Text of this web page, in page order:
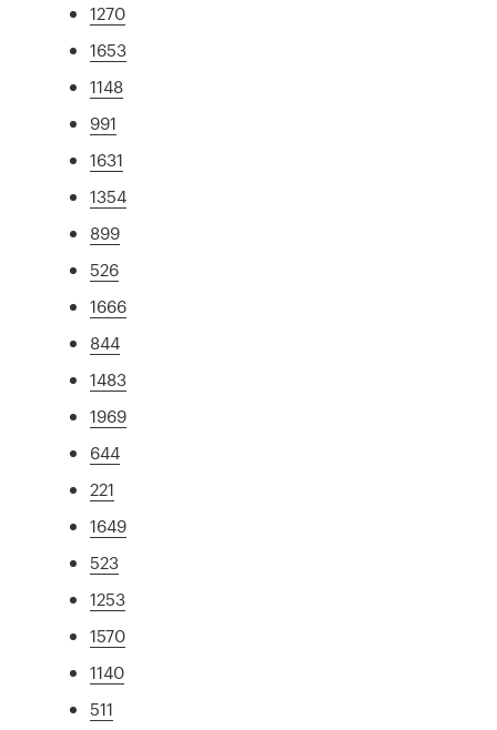
1270
1653
1148
991
1631
1354
899
526
1666
844
1483
1969
644
221
1649
523
1253
1570
1140
511